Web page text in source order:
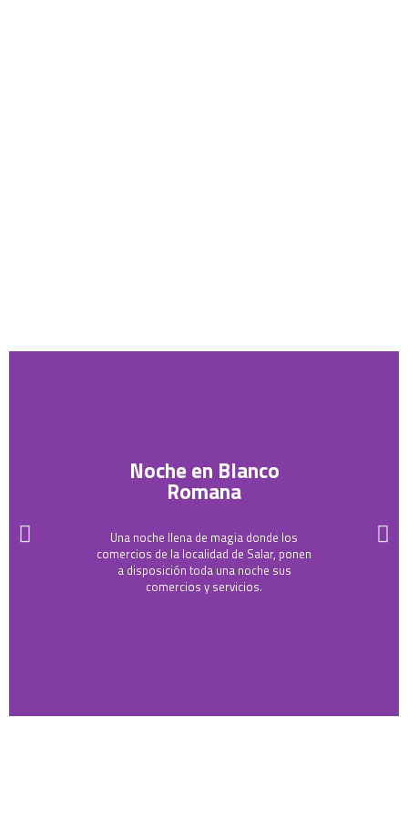
Noche en Blanco
Romana
Una noche llena de magia donde los
comercios de la localidad de Salar, ponen
a disposición toda una noche sus
comercios y servicios.